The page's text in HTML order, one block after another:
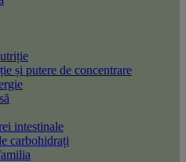
și putere de concentrare
intestinale
carbohidrați